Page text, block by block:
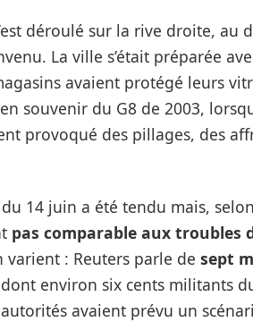
déroulé sur la rive droite, au
La ville s’était préparée
avaient protégé leurs
souvenir du G8 de 2003,
provoqué des pillages, des
du 14 juin a été tendu mais,
pas comparable aux troubles
: Reuters parle de sept
environ six cents militants
avaient prévu un